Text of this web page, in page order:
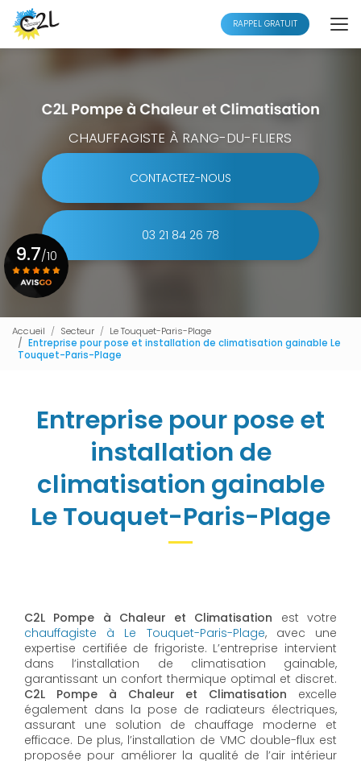
Aller
au
contenu
principal
RAPPEL GRATUIT
CHAUFFAGISTE À RANG-DU-FLIERS
CONTACTEZ-NOUS
03 21 84 26 78
9.7/10
Accueil Secteur
Le Touquet-Paris-Plage
Entreprise pour pose et installation de climatisation gainable Le
Touquet-Paris-Plage
Entreprise pour pose et
installation de
climatisation gainable
Le Touquet-Paris-Plage
C2L Pompe à Chaleur et Climatisation est votre
chauffagiste à Le Touquet-Paris-Plage, avec une
expertise certifiée de frigoriste. L’entreprise intervient
dans l’installation de climatisation gainable,
garantissant un confort thermique optimal et discret.
C2L Pompe à Chaleur et Climatisation excelle
également dans la pose de radiateurs électriques,
assurant une solution de chauffage moderne et
efficace. De plus, l’installation de VMC double-flux est
proposée pour améliorer la qualité de l’air intérieur